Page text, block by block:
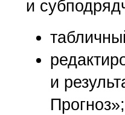
и
и
Прогноз»;